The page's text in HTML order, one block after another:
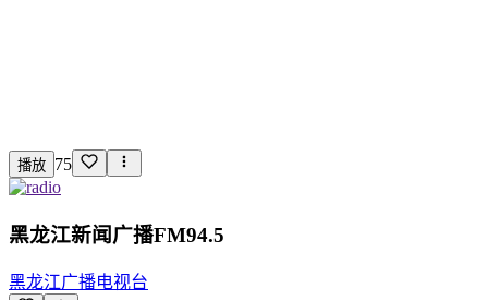
播放 75
黑龙江新闻广播FM94.5
黑龙江广播电视台